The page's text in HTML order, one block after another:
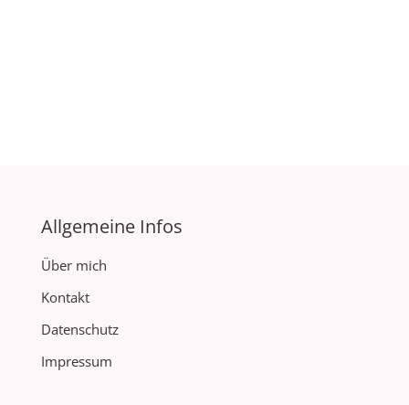
Allgemeine Infos
Über mich
Kontakt
Datenschutz
Impressum